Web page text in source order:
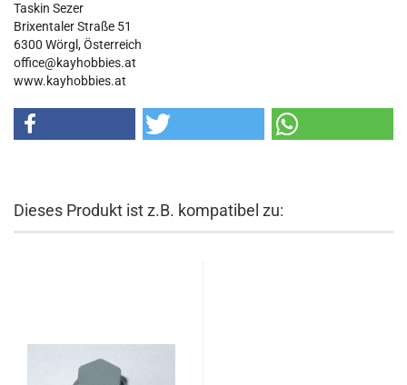
Taskin Sezer
Brixentaler Straße 51
6300 Wörgl, Österreich
office@kayhobbies.at
www.kayhobbies.at
Dieses Produkt ist z.B. kompatibel zu: